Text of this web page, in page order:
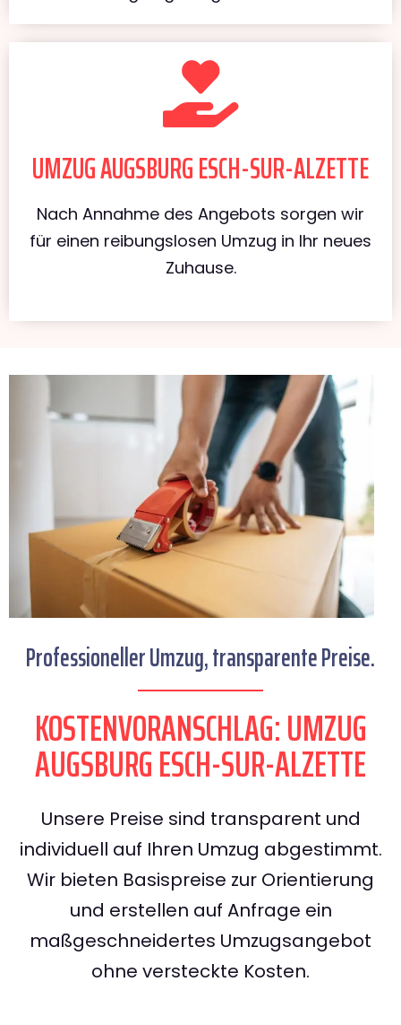
UMZUG AUGSBURG ESCH-SUR-ALZETTE
Nach Annahme des Angebots sorgen wir
für einen reibungslosen Umzug in Ihr neues
Zuhause.
Professioneller Umzug, transparente Preise.
KOSTENVORANSCHLAG: UMZUG
AUGSBURG ESCH-SUR-ALZETTE
Unsere Preise sind transparent und
individuell auf Ihren Umzug abgestimmt.
Wir bieten Basispreise zur Orientierung
und erstellen auf Anfrage ein
maßgeschneidertes Umzugsangebot
ohne versteckte Kosten.